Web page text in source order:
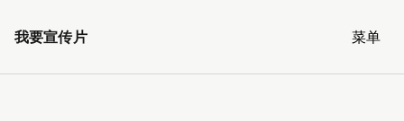
我要宣传片 菜单